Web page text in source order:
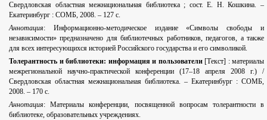
Свердловская областная межнациональная библиотека ; сост. Е. Н. Кошкина. –
Екатеринбург : СОМБ, 2008. – 127 с.
Аннотация: Информационно-методическое издание «Символы свободы и
независимости» предназначено для библиотечных работников, педагогов, а также
для всех интересующихся историей Российского государства и его символикой.
Толерантность и библиотеки: информация и пользователи[Текст] : материалы
межрегиональной научно-практической конференции (17–18 апреля 2008 г.) /
Свердловская областная межнациональная библиотека. – Екатеринбург : СОМБ,
2008. – 170 с.
Аннотация: Материалы конференции, посвященной вопросам толерантности в
библиотеке, образовательных учреждениях.